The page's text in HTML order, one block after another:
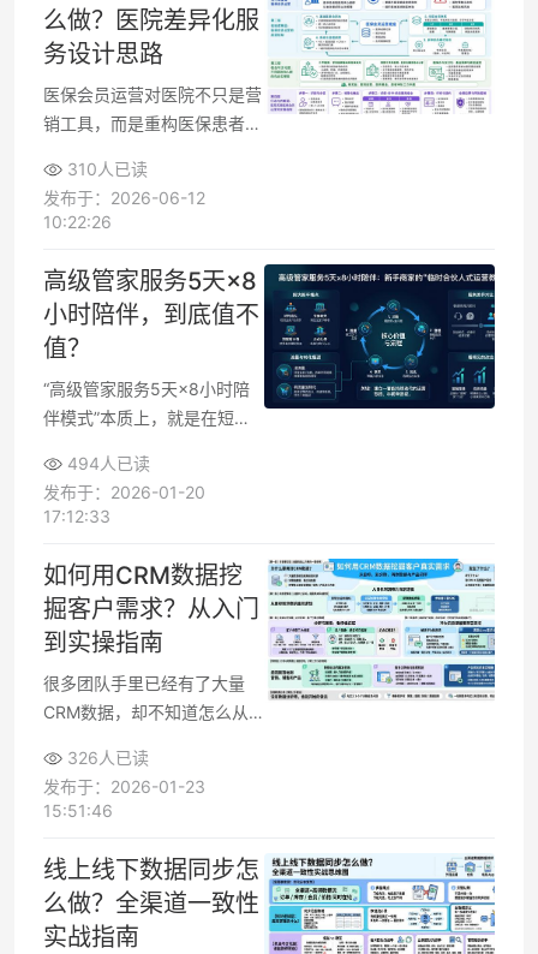
能让患者觉得“划算、好用、
值得持续来”，为医院搭建长
期的患者运营基础。
么做？医院差异化服
务设计思路
医保会员运营对医院不只是营
销工具，而是重构医保患者服
计医保会员运营模式时，需要
同时兼顾医保政策合规与患者
益、差异化服务和闭环管理，
提高医保患者粘性、复诊率与
单次就诊价值，让医保患者真
正愿意“常来、愿来、值回票
价”。
310人已读
发布于：2026-06-12
10:22:26
高级管家服务5天×8
小时陪伴，到底值不
值？
“高级管家服务5天×8小时陪
伴模式”本质上，就是在短时
式运营教练”，每天稳定在
线，一起看数据、调策略、改
内帮你完成基础搭建、查清问
题、制定可执行方案，并把核
心操作做一遍给你看，让你后
面能自己延续下去。
494人已读
发布于：2026-01-20
17:12:33
如何用CRM数据挖
掘客户需求？从入门
到实操指南
很多团队手里已经有了大量
CRM数据，却不知道怎么从
统成了“高级通讯录”。围绕客
户信息、行为数据和跟进记
方法，可以把零散记录变成可
执行的营销、销售和产品优化
方案，让每一次触达都有依
据，而不是拍脑袋决策。
326人已读
发布于：2026-01-23
15:51:46
线上线下数据同步怎
么做？全渠道一致性
实战指南